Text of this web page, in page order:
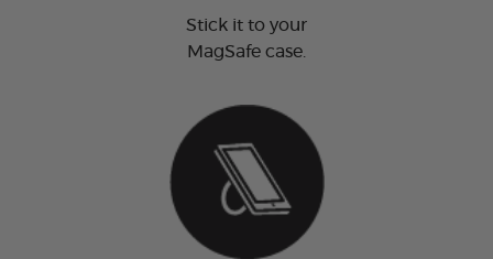
Stick it to your
MagSafe case.